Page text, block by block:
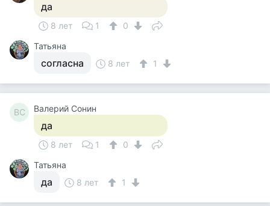
да
8 лет 1
0
Татьяна
согласна 8 лет 1
ВС Валерий Сонин
да
8 лет 1
0
Татьяна
да 8 лет 1